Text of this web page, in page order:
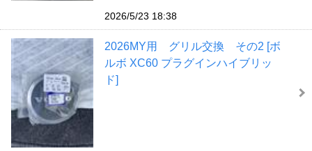
2026/5/23 18:38
2026MY用 グリル交換 その2 [ボ
ルボ XC60 プラグインハイブリッ
ド]